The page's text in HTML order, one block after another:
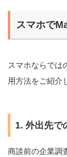
スマホで
スマホならでは
用方法をご紹介
1. 外出先で
商談前の企業調